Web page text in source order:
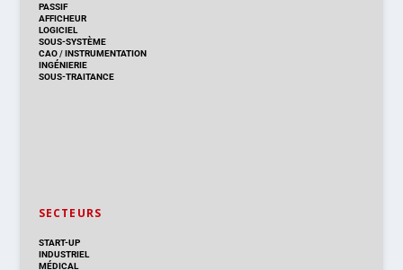
PASSIF
AFFICHEUR
LOGICIEL
SOUS-SYSTÈME
CAO/INSTRUMENTATION
INGÉNIERIE
SOUS-TRAITANCE
SECTEURS
START-UP
INDUSTRIEL
MÉDICAL